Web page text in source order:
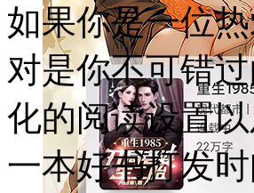
如果你是一位
对是你不可错
化的阅读设置
一本好书打发